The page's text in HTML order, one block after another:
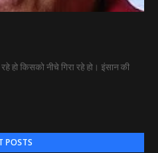
किसको नीचे गिरा रहे हो। इंसान की
POSTS